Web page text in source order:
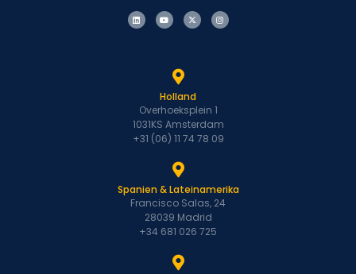
Holland
Overhoeksplein 1
1031KS Amsterdam
+31 (06) 11 74 78 09
Spanien & Lateinamerika
Francisco Salas, 24
28039 Madrid
+34 681 026 725